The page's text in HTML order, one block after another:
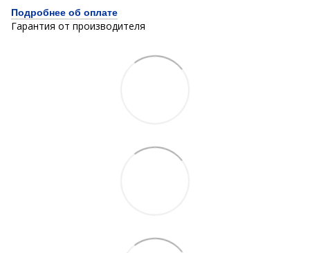
Подробнее об оплате
Гарантия от производителя